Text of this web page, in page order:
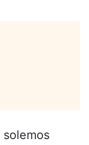
solemos